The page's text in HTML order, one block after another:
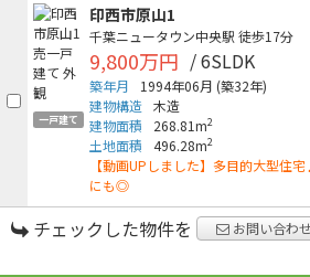
一戸建て
印西市原山1
千葉ニュータウン中央駅 徒歩17分
9,800万円 / 6SLDK
築年月 1994年06月 (築32年)
建物構造 木造
建物面積
268.81m2
土地面積 496.28m2
【動画UPしました】多目的大型住
にも◎
チェックした物件を お問い合わ